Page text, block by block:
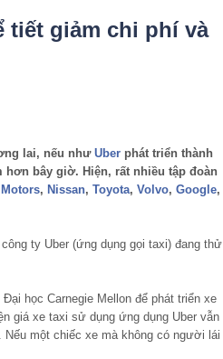
tiết giảm chi phí và
lai, nếu như Uber phát triển thành
hơn bây giờ. Hiện, rất nhiều tập đoàn
, Nissan, Toyota, Volvo, Google,
ty Uber (ứng dụng gọi taxi) đang thử
học Carnegie Mellon để phát triển xe
giá xe taxi sử dụng ứng dụng Uber vẫn
một chiếc xe mà không có người lái